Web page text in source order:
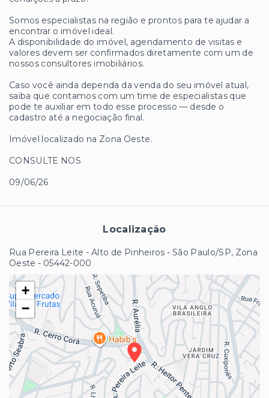
Somos especialistas na região e prontos para te ajudar a
encontrar o imóvel ideal.
A disponibilidade do imóvel, agendamento de visitas e
valores devem ser confirmados diretamente com um de
nossos consultores imobiliários.
Caso você ainda dependa da venda do seu imóvel atual,
saiba que contamos com um time de especialistas que
pode te auxiliar em todo esse processo — desde o
cadastro até a negociação final.
Imóvel localizado na Zona Oeste.
CONSULTE NOS
09/06/26
Localização
Rua Pereira Leite - Alto de Pinheiros - São Paulo/SP, Zona
Oeste - 05442-000
+
−